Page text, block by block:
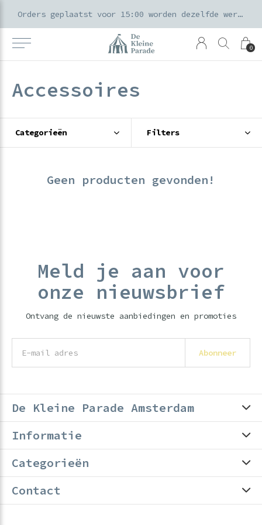
0
Orders geplaatst voor 15:00 worden dezelfde werkdag verzonden
Accessoires
Categorieën Filters
Geen producten gevonden!
Meld je aan voor
onze nieuwsbrief
Ontvang de nieuwste aanbiedingen en promoties
Abonneer
De Kleine Parade Amsterdam
Informatie
Categorieën
Contact